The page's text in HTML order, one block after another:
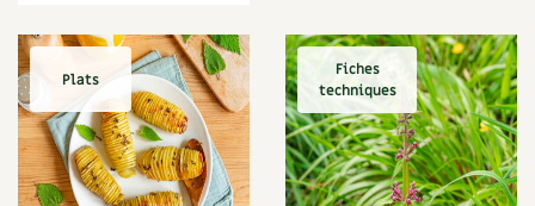
Moutarde
Multiplication
Muret
Muscade
Musique
Plats
Fiches
techniques